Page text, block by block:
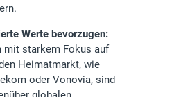
Werte bevorzugen:
mit starkem Fokus auf
Heimatmarkt, wie
oder Vonovia, sind